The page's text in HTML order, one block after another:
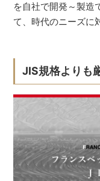
を自社で開発～製造
て、時代のニーズに
JIS規格よりも